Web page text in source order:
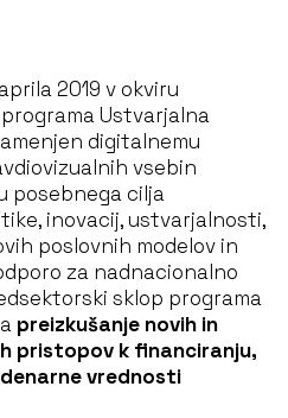
2019 v okviru
Ustvarjalna
digitalnemu
vsebin
posebnega cilja
inovacij, ustvarjalnosti,
poslovnih modelov in
za nadnacionalno
sklop programa
preizkušanje novih in
pristopov k financiranju,
vrednosti